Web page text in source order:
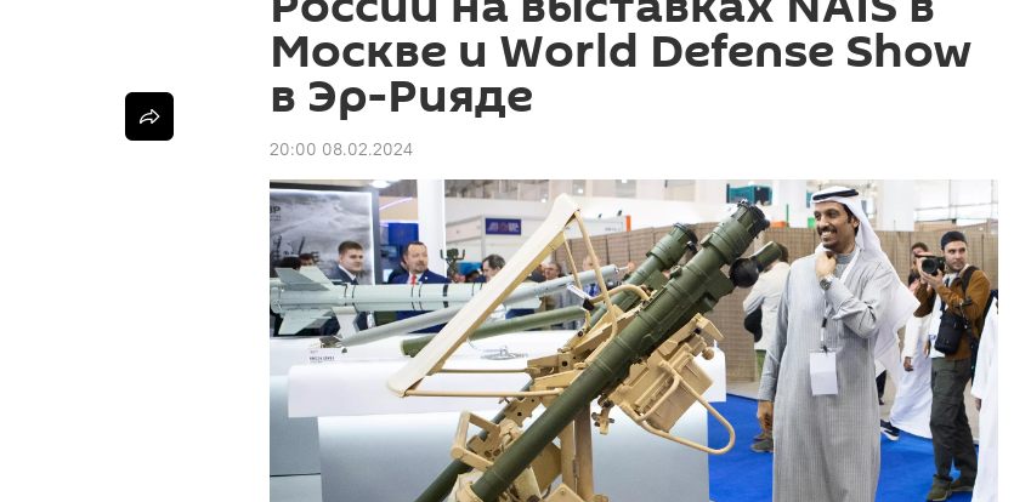
Москве и World Defense Show
в Эр-Рияде
20:00 08.02.2024